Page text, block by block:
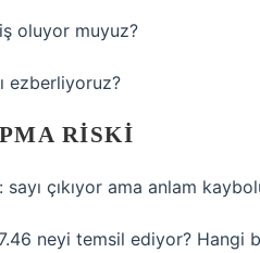
oluyor muyuz?
ezberliyoruz?
RISKI
çıkıyor ama anlam
neyi temsil ediyor? Hangi